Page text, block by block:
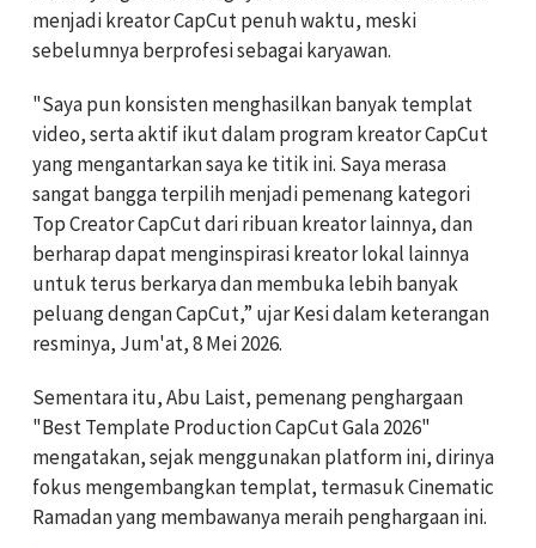
menjadi kreator CapCut penuh waktu, meski
sebelumnya berprofesi sebagai karyawan.
"Saya pun konsisten menghasilkan banyak templat
video, serta aktif ikut dalam program kreator CapCut
yang mengantarkan saya ke titik ini. Saya merasa
sangat bangga terpilih menjadi pemenang kategori
Top Creator CapCut dari ribuan kreator lainnya, dan
berharap dapat menginspirasi kreator lokal lainnya
untuk terus berkarya dan membuka lebih banyak
peluang dengan CapCut,” ujar Kesi dalam keterangan
resminya, Jum'at, 8 Mei 2026.
Sementara itu, Abu Laist, pemenang penghargaan
"Best Template Production CapCut Gala 2026"
mengatakan, sejak menggunakan platform ini, dirinya
fokus mengembangkan templat, termasuk Cinematic
Ramadan yang membawanya meraih penghargaan ini.